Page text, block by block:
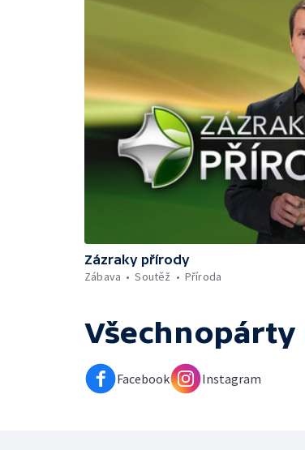
Zázraky přírody
Zábava
Soutěž Příroda
Všechnopárty
Facebook Instagram